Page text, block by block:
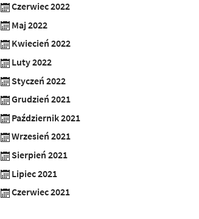
Czerwiec 2022
Maj 2022
Kwiecień 2022
Luty 2022
Styczeń 2022
Grudzień 2021
Październik 2021
Wrzesień 2021
Sierpień 2021
Lipiec 2021
Czerwiec 2021